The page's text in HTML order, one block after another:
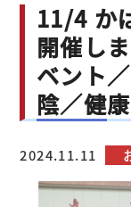
11/4 か
開催し
ベント
陰／健康
2024.11.11